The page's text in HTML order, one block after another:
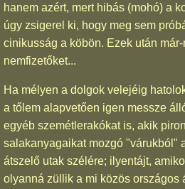
hanem azért, mert hibás (mohó) a
úgy zsigerel ki, hogy meg sem
cinikusság a köbön. Ezek után
nemfizetőket...
Ha mélyen a dolgok velejéig
a tőlem alapvetően igen messze
egyéb szemétlerakókat is, akik
salakanyagaikat mozgó "várukból"
átszelő utak szélére; ilyentájt,
olyanná züllik a mi közös országos